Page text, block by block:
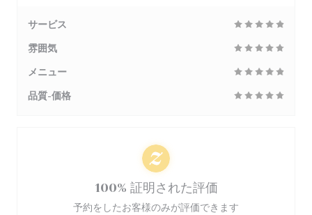
サービス
雰囲気
メニュー
品質-価格
100% 証明された評価
予約をしたお客様のみが評価できます